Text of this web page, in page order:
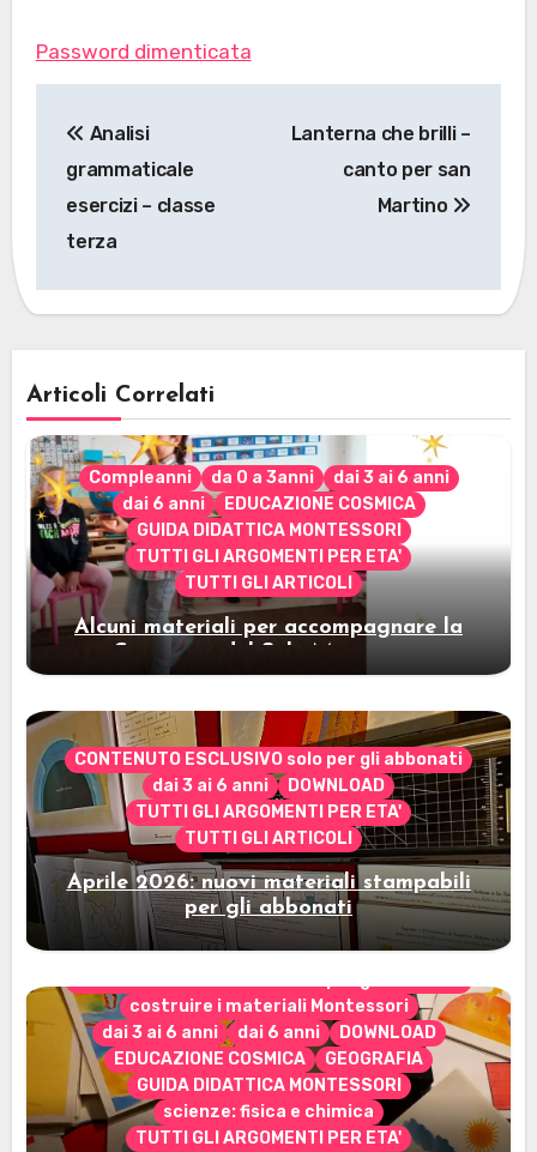
Password dimenticata
articoli
Analisi
grammaticale
esercizi – classe
terza
Lanterna che brilli –
canto per san
Martino
Articoli Correlati
Compleanni da 0 a 3anni
dai 3 ai 6 anni
dai 6 anni
EDUCAZIONE COSMICA
GUIDA DIDATTICA MONTESSORI
TUTTI GLI ARGOMENTI PER ETA'
TUTTI GLI ARTICOLI
Alcuni materiali per accompagnare la
Cerimonia del Sole Montessori
CONTENUTO ESCLUSIVO solo per gli abbonati
dai 3 ai 6 anni
DOWNLOAD
TUTTI GLI ARGOMENTI PER ETA'
TUTTI GLI ARTICOLI
Aprile 2026: nuovi materiali stampabili
per gli abbonati
costruire i materiali Montessori
dai 3 ai 6 anni
dai 6 anni
DOWNLOAD
EDUCAZIONE COSMICA
GEOGRAFIA
GUIDA DIDATTICA MONTESSORI
scienze: fisica e chimica
TUTTI GLI ARGOMENTI PER ETA'